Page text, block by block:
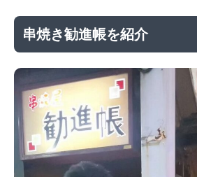
串焼き勧進帳を紹介